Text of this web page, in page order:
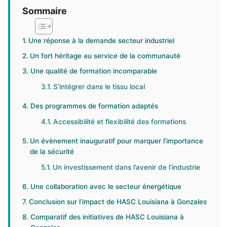
Sommaire
Une réponse à la demande secteur industriel
Un fort héritage au service de la communauté
Une qualité de formation incomparable
S’intégrer dans le tissu local
Des programmes de formation adaptés
Accessibilité et flexibilité des formations
Un évènement inauguratif pour marquer l’importance
de la sécurité
Un investissement dans l’avenir de l’industrie
Une collaboration avec le secteur énergétique
Conclusion sur l’impact de HASC Louisiana à Gonzales
Comparatif des initiatives de HASC Louisiana à